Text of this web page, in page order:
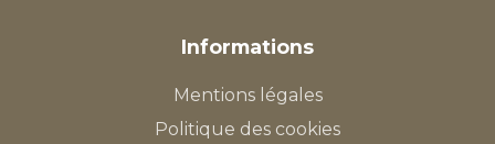
Informations
Mentions légales
Politique des cookies